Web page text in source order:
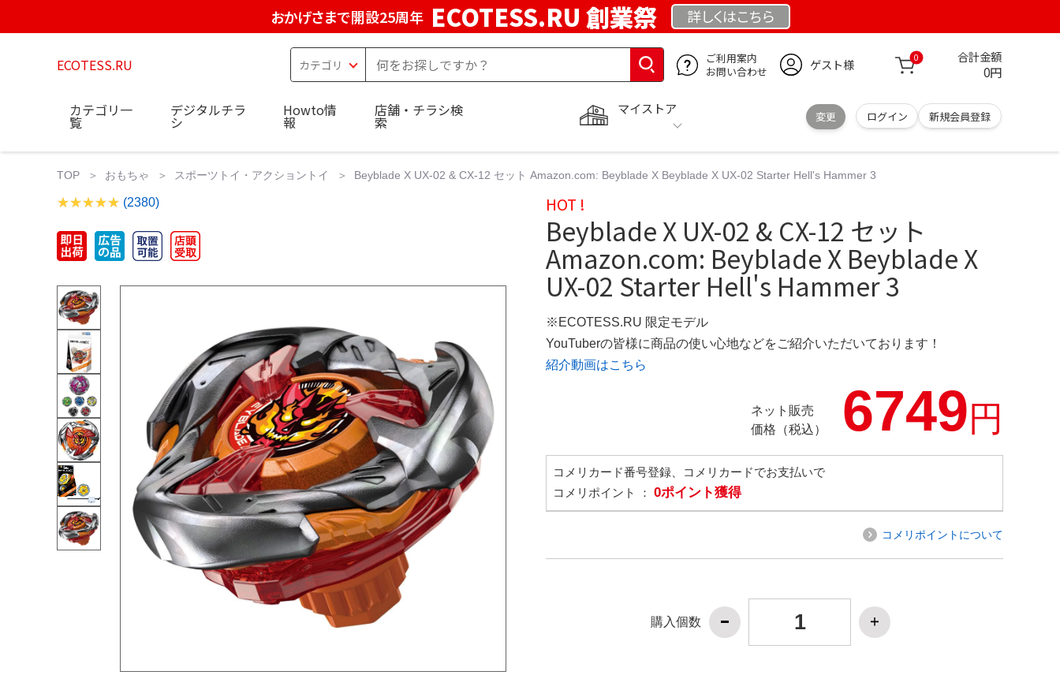
おかげさまで開設25周年 ECOTESS.RU 創業祭 詳しくはこちら
ECOTESS.RU
ご利用案内
お問い合わせ
ゲスト様 0 合計金額
0円
マイストア
変更 ログイン 新規会員登録
カテゴリ一
覧
デジタルチラ
シ
Howto情
報
店舗・チラシ検
索
TOP おもちゃ スポーツトイ・アクショントイ Beyblade X UX-02 & CX-12 セット Amazon.com: Beyblade X Beyblade X UX-02 Starter Hell's Hammer 3
(2380) HOT !
Beyblade X UX-02 & CX-12 セット
Amazon.com: Beyblade X Beyblade X
UX-02 Starter Hell's Hammer 3
※ECOTESS.RU 限定モデル
YouTuberの皆様に商品の使い心地などをご紹介いただいております！
紹介動画はこちら
ネット販売
価格（税込）
6749円
コメリカード番号登録、コメリカードでお支払いで
コメリポイント ： 0ポイント獲得
コメリポイントについて
購入個数